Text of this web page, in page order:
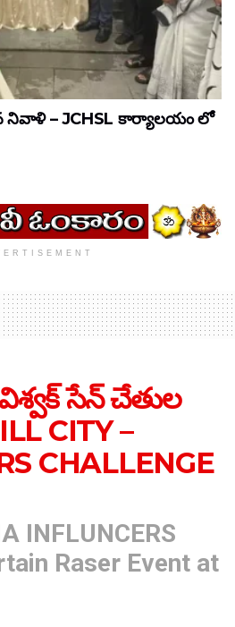
నివాళి – JCHSL కార్యాలయం లో
సేన్ చేతుల
CITY –
CHALLENGE
INFLUNCERS
Raser Event at